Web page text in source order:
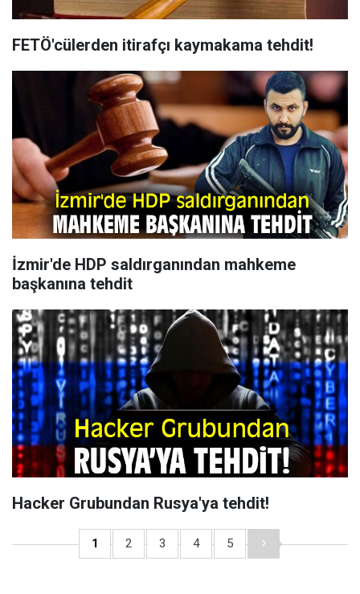
FETÖ'cülerden itirafçı kaymakama tehdit!
İzmir'de HDP saldırganından mahkeme
başkanına tehdit
Hacker Grubundan Rusya'ya tehdit!
1 2 3 4 5